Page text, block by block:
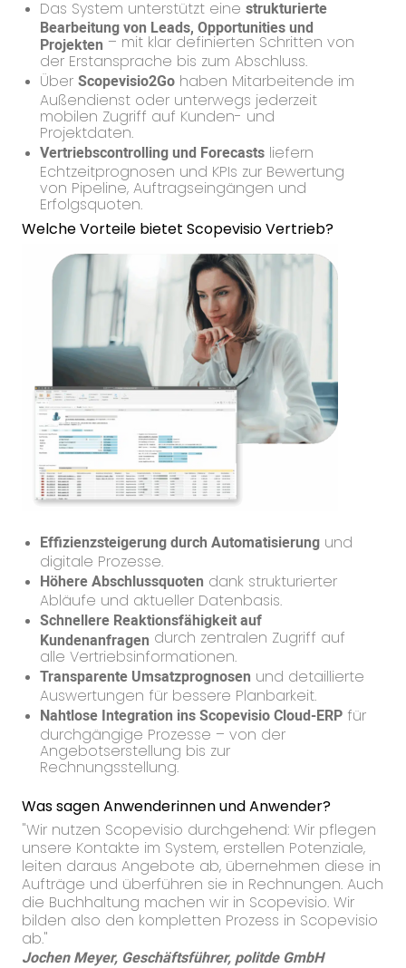
Das System unterstützt einestrukturierte
Bearbeitung von Leads, Opportunities und
Projekten – mit klar definierten Schritten von
der Erstansprache bis zum Abschluss.
ÜberScopevisio2Go haben Mitarbeitende im
Außendienst oder unterwegs jederzeit
mobilen Zugriff auf Kunden- und
Projektdaten.
Vertriebscontrolling und Forecasts liefern
Echtzeitprognosen und KPIs zur Bewertung
von Pipeline, Auftragseingängen und
Erfolgsquoten.
Welche Vorteile bietet Scopevisio Vertrieb?
Effizienzsteigerung durch Automatisierung und
digitale Prozesse.
Höhere Abschlussquoten dank strukturierter
Abläufe und aktueller Datenbasis.
Schnellere Reaktionsfähigkeit auf
Kundenanfragen durch zentralen Zugriff auf
alle Vertriebsinformationen.
Transparente Umsatzprognosen und detaillierte
Auswertungen für bessere Planbarkeit.
Nahtlose Integration ins Scopevisio Cloud-ERP für
durchgängige Prozesse – von der
Angebotserstellung bis zur
Rechnungsstellung.
Was sagen Anwenderinnen und Anwender?
"Wir nutzen Scopevisio durchgehend: Wir pflegen
unsere Kontakte im System, erstellen Potenziale,
leiten daraus Angebote ab, übernehmen diese in
Aufträge und überführen sie in Rechnungen. Auch
die Buchhaltung machen wir in Scopevisio. Wir
bilden also den kompletten Prozess in Scopevisio
ab."
Jochen Meyer, Geschäftsführer, politde GmbH